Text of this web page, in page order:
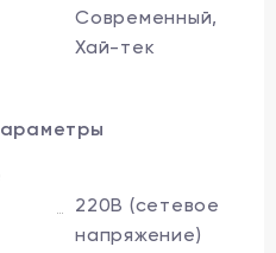
Современный,
Хай-тек
220В (сетевое
напряжение)